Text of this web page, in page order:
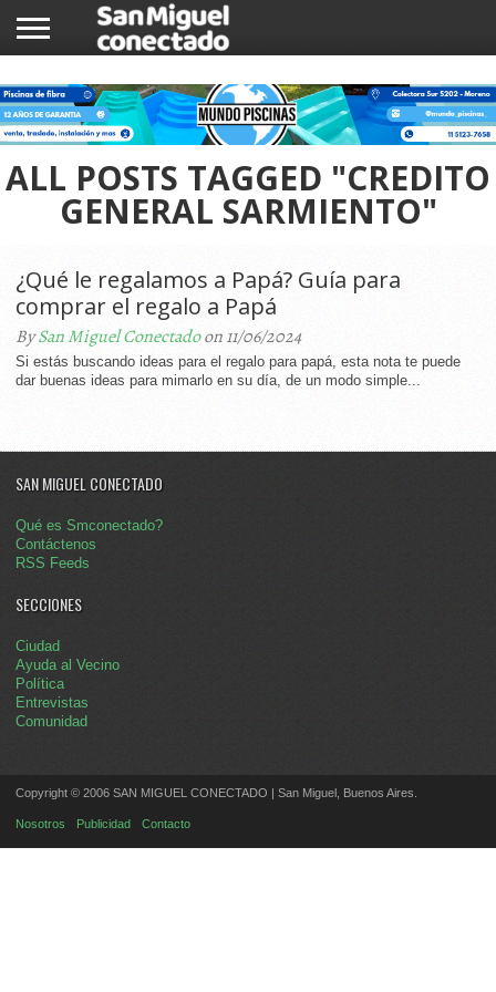
NOTICIAS
COMUNIDAD
COMERCIOS
ALL POSTS TAGGED "CREDITO
GENERAL SARMIENTO"
¿Qué le regalamos a Papá? Guía para
comprar el regalo a Papá
BySan Miguel Conectadoon 11/06/2024
Si estás buscando ideas para el regalo para papá, esta nota te puede
dar buenas ideas para mimarlo en su día, de un modo simple...
SAN MIGUEL CONECTADO
Qué es Smconectado?
Contáctenos
RSS Feeds
SECCIONES
Ciudad
Ayuda al Vecino
Política
Entrevistas
Comunidad
Copyright © 2006 SAN MIGUEL CONECTADO | San Miguel, Buenos Aires.
Nosotros Publicidad Contacto